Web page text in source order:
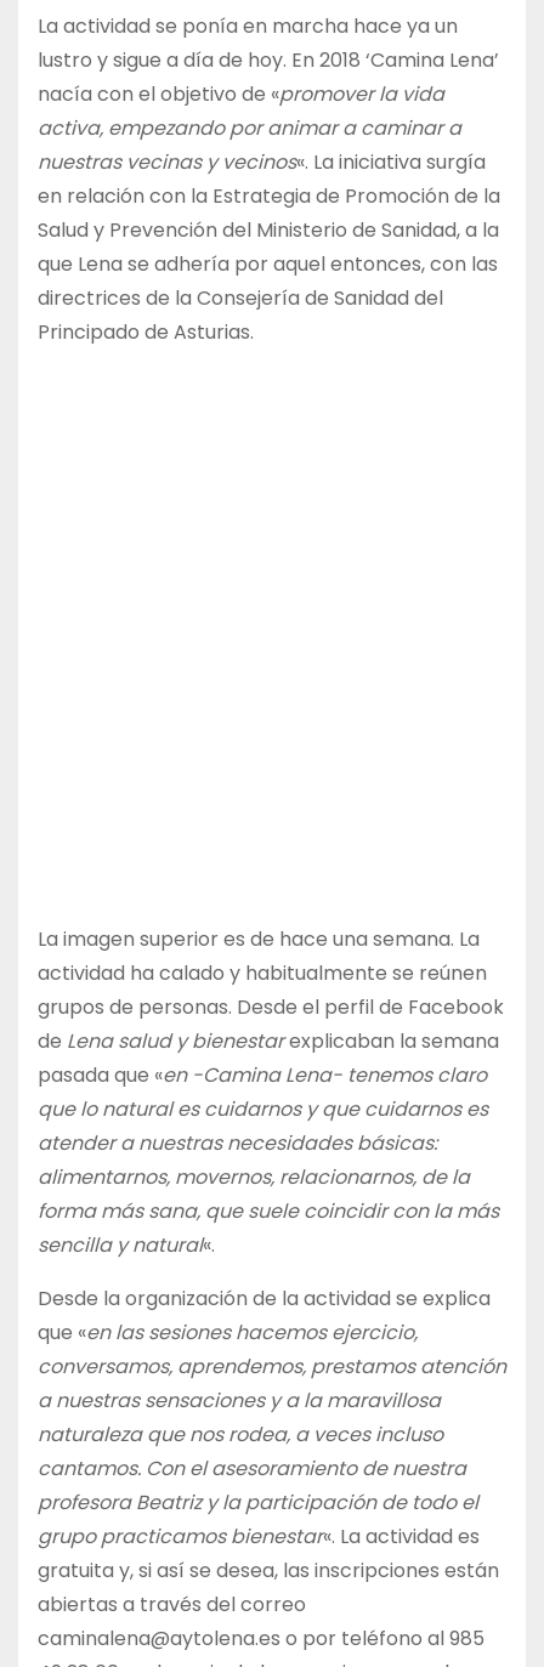
La actividad se ponía en marcha hace ya un
lustro y sigue a día de hoy. En 2018 ‘Camina Lena’
nacía con el objetivo de «promover la vida
activa, empezando por animar a caminar a
nuestras vecinas y vecinos«. La iniciativa surgía
en relación con la Estrategia de Promoción de la
Salud y Prevención del Ministerio de Sanidad, a la
que Lena se adhería por aquel entonces, con las
directrices de la Consejería de Sanidad del
Principado de Asturias.
La imagen superior es de hace una semana. La
actividad ha calado y habitualmente se reúnen
grupos de personas. Desde el perfil de Facebook
de Lena salud y bienestarexplicaban la semana
pasada que «en -Camina Lena- tenemos claro
que lo natural es cuidarnos y que cuidarnos es
atender a nuestras necesidades básicas:
alimentarnos, movernos, relacionarnos, de la
forma más sana, que suele coincidir con la más
sencilla y natural«.
Desde la organización de la actividad se explica
que «en las sesiones hacemos ejercicio,
conversamos, aprendemos, prestamos atención
a nuestras sensaciones y a la maravillosa
naturaleza que nos rodea, a veces incluso
cantamos. Con el asesoramiento de nuestra
profesora Beatriz y la participación de todo el
grupo practicamos bienestar«. La actividad es
gratuita y, si así se desea, las inscripciones están
abiertas a través del correo
caminalena@aytolena.es o por teléfono al 985